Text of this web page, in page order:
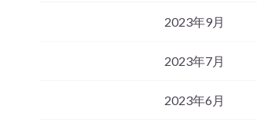
2023年9月
2023年7月
2023年6月